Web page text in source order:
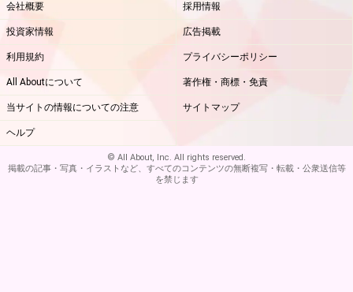
会社概要 採用情報
投資家情報 広告掲載
利用規約 プライバシーポリシー
All Aboutについて 著作権・商標・免責
当サイトの情報についての注意 サイトマップ
ヘルプ
© All About, Inc. All rights reserved.
掲載の記事・写真・イラストなど、すべてのコンテンツの無断複写・転載・公衆送信等
を禁じます